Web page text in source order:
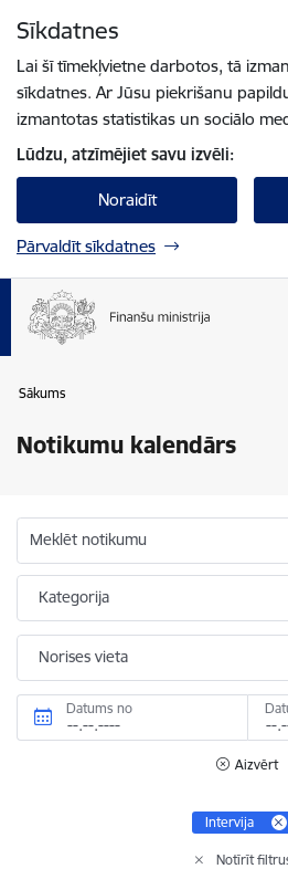
Sīkdatnes
Lai šī tīmekļvietne darbotos, tā
sīkdatnes. Ar Jūsu piekrišanu
izmantotas statistikas un sociālo
Lūdzu, atzīmējiet savu izvēli:
Noraidīt
Pārvaldīt sīkdatnes
Sākums
Notikumu kalendārs
Meklēt notikumu
Kategorija
Norises vieta
Datums no
Aizvērt
Intervija
Notīrīt